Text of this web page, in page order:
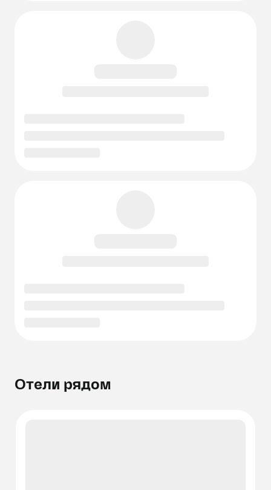
Отели рядом